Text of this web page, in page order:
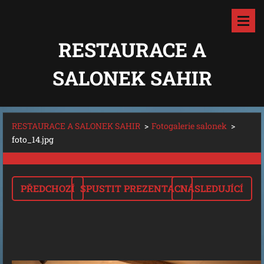
RESTAURACE A
SALONEK SAHIR
RESTAURACE A SALONEK SAHIR > Fotogalerie salonek >
foto_14.jpg
PŘEDCHOZÍ SPUSTIT PREZENTACINÁSLEDUJÍCÍ